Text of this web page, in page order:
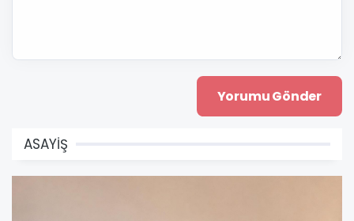
ASAYİŞ